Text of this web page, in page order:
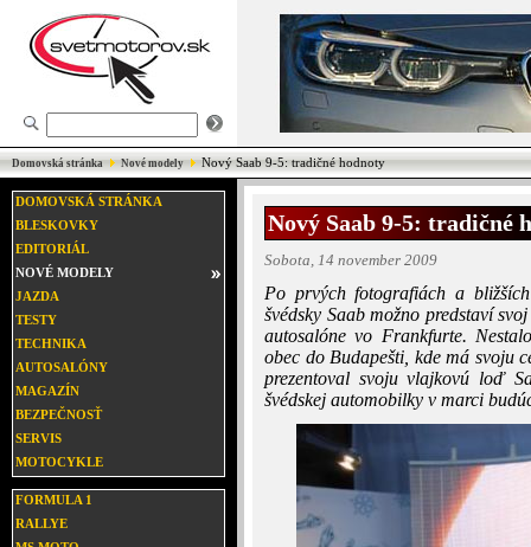
Domovská stránka Nové modely Nový Saab 9-5: tradičné hodnoty
DOMOVSKÁ STRÁNKA
BLESKOVKY
EDITORIÁL
NOVÉ MODELY
JAZDA
TESTY
TECHNIKA
AUTOSALÓNY
MAGAZÍN
BEZPEČNOSŤ
SERVIS
MOTOCYKLE
FORMULA 1
RALLYE
Nový Saab 9-5: tradičné
Sobota, 14 november 2009
Po prvých fotografiách a
švédsky Saab možno predstaví
autosalóne vo Frankfurte.
obec do Budapešti, kde má svoju
prezentoval svoju vlajkovú loď
švédskej automobilky v marci